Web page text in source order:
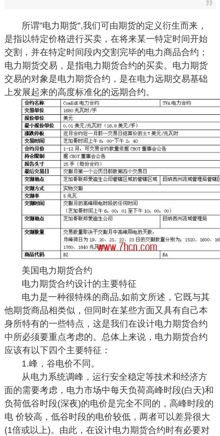
所谓”电力期货”,我们可由期货的定义衍生而来，
是指以特定价格进行买卖，在将来某一特定时间开始
交割，并在特定时间段内交割完毕的电力商品合约；
电力期货交易，是指电力期货合约的买卖。电力期货
交易的对象是电力期货合约，是在电力远期交易基础
上发展起来的高度标准化的远期合约。
美国电力期货合约
电力期货合约设计的主要特征
电力是一种很特殊的商品,如前文所述，它既与其
他期货商品相类似，但同时在某些方面又具有自己本
身所特有的一些特点，这是我们在设计电力期货合约
中所必须要重点考虑的。总体上来说，电力期货合约
应该有以下四个主要特征：
1.峰，谷电价不同。
从电力系统调峰，运行安全稳定等技术和经济方
面的需要考虑，电力市场中每天负荷高峰时段(白天)和
负荷低谷时段(深夜)的电价是完全不同的，高峰时段的
电 价较高，低谷时段的电价较低，两者可以差异很大
(1倍或以上)。由此，在设计电力期货合约时有必要对